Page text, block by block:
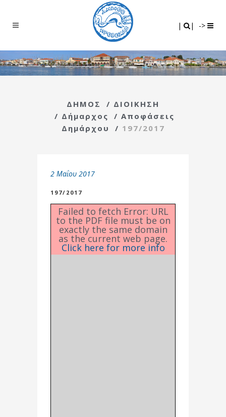
| | ->
ΔΗΜΟΣ / ΔΙΟΙΚΗΣΗ
/ Δήμαρχος / Αποφάσεις
Δημάρχου
/ 197/2017
2 Μαΐου 2017
197/2017
Failed to fetch Error: URL
to the PDF file must be on
exactly the same domain
as the current web page.
Click here for more info